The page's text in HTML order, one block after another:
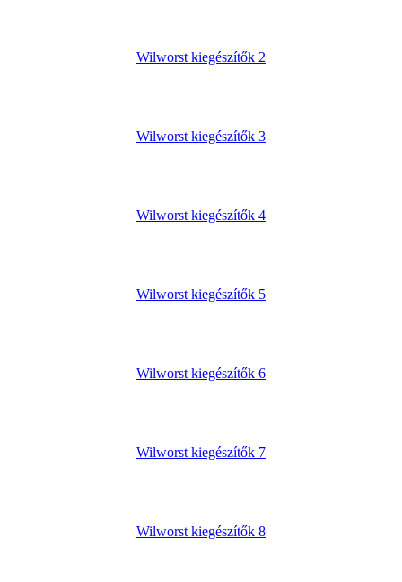
Wilworst kiegészítők 2
Wilworst kiegészítők 3
Wilworst kiegészítők 4
Wilworst kiegészítők 5
Wilworst kiegészítők 6
Wilworst kiegészítők 7
Wilworst kiegészítők 8